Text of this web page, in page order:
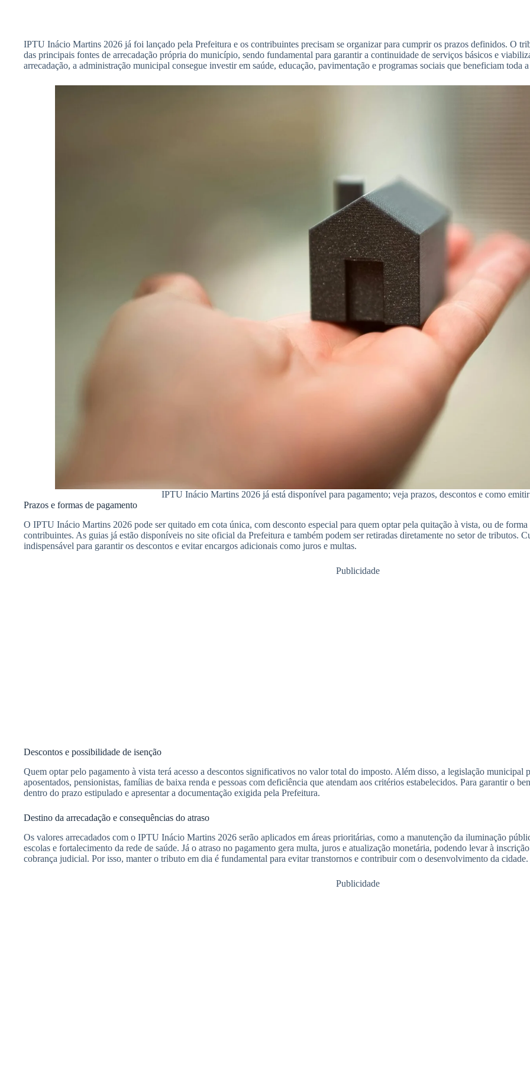
IPTU Inácio Martins 2026 já foi lançado pela Prefeitura e os contribuintes precisam se organizar para cumprir os prazos definidos. O
das principais fontes de arrecadação própria do município, sendo fundamental para garantir a continuidade de serviços básicos e
arrecadação, a administração municipal consegue investir em saúde, educação, pavimentação e programas sociais que beneficiam toda
IPTU Inácio Martins 2026 já está disponível para pagamento; veja prazos, descontos e como
Prazos e formas de pagamento
O IPTU Inácio Martins 2026 pode ser quitado em cota única, com desconto especial para quem optar pela quitação à vista, ou de
contribuintes. As guias já estão disponíveis no site oficial da Prefeitura e também podem ser retiradas diretamente no setor de tributos.
indispensável para garantir os descontos e evitar encargos adicionais como juros e multas.
Publicidade
Descontos e possibilidade de isenção
Quem optar pelo pagamento à vista terá acesso a descontos significativos no valor total do imposto. Além disso, a legislação municipal
aposentados, pensionistas, famílias de baixa renda e pessoas com deficiência que atendam aos critérios estabelecidos. Para garantir o
dentro do prazo estipulado e apresentar a documentação exigida pela Prefeitura.
Destino da arrecadação e consequências do atraso
Os valores arrecadados com o IPTU Inácio Martins 2026 serão aplicados em áreas prioritárias, como a manutenção da iluminação
escolas e fortalecimento da rede de saúde. Já o atraso no pagamento gera multa, juros e atualização monetária, podendo levar à
cobrança judicial. Por isso, manter o tributo em dia é fundamental para evitar transtornos e contribuir com o desenvolvimento da cidade.
Publicidade